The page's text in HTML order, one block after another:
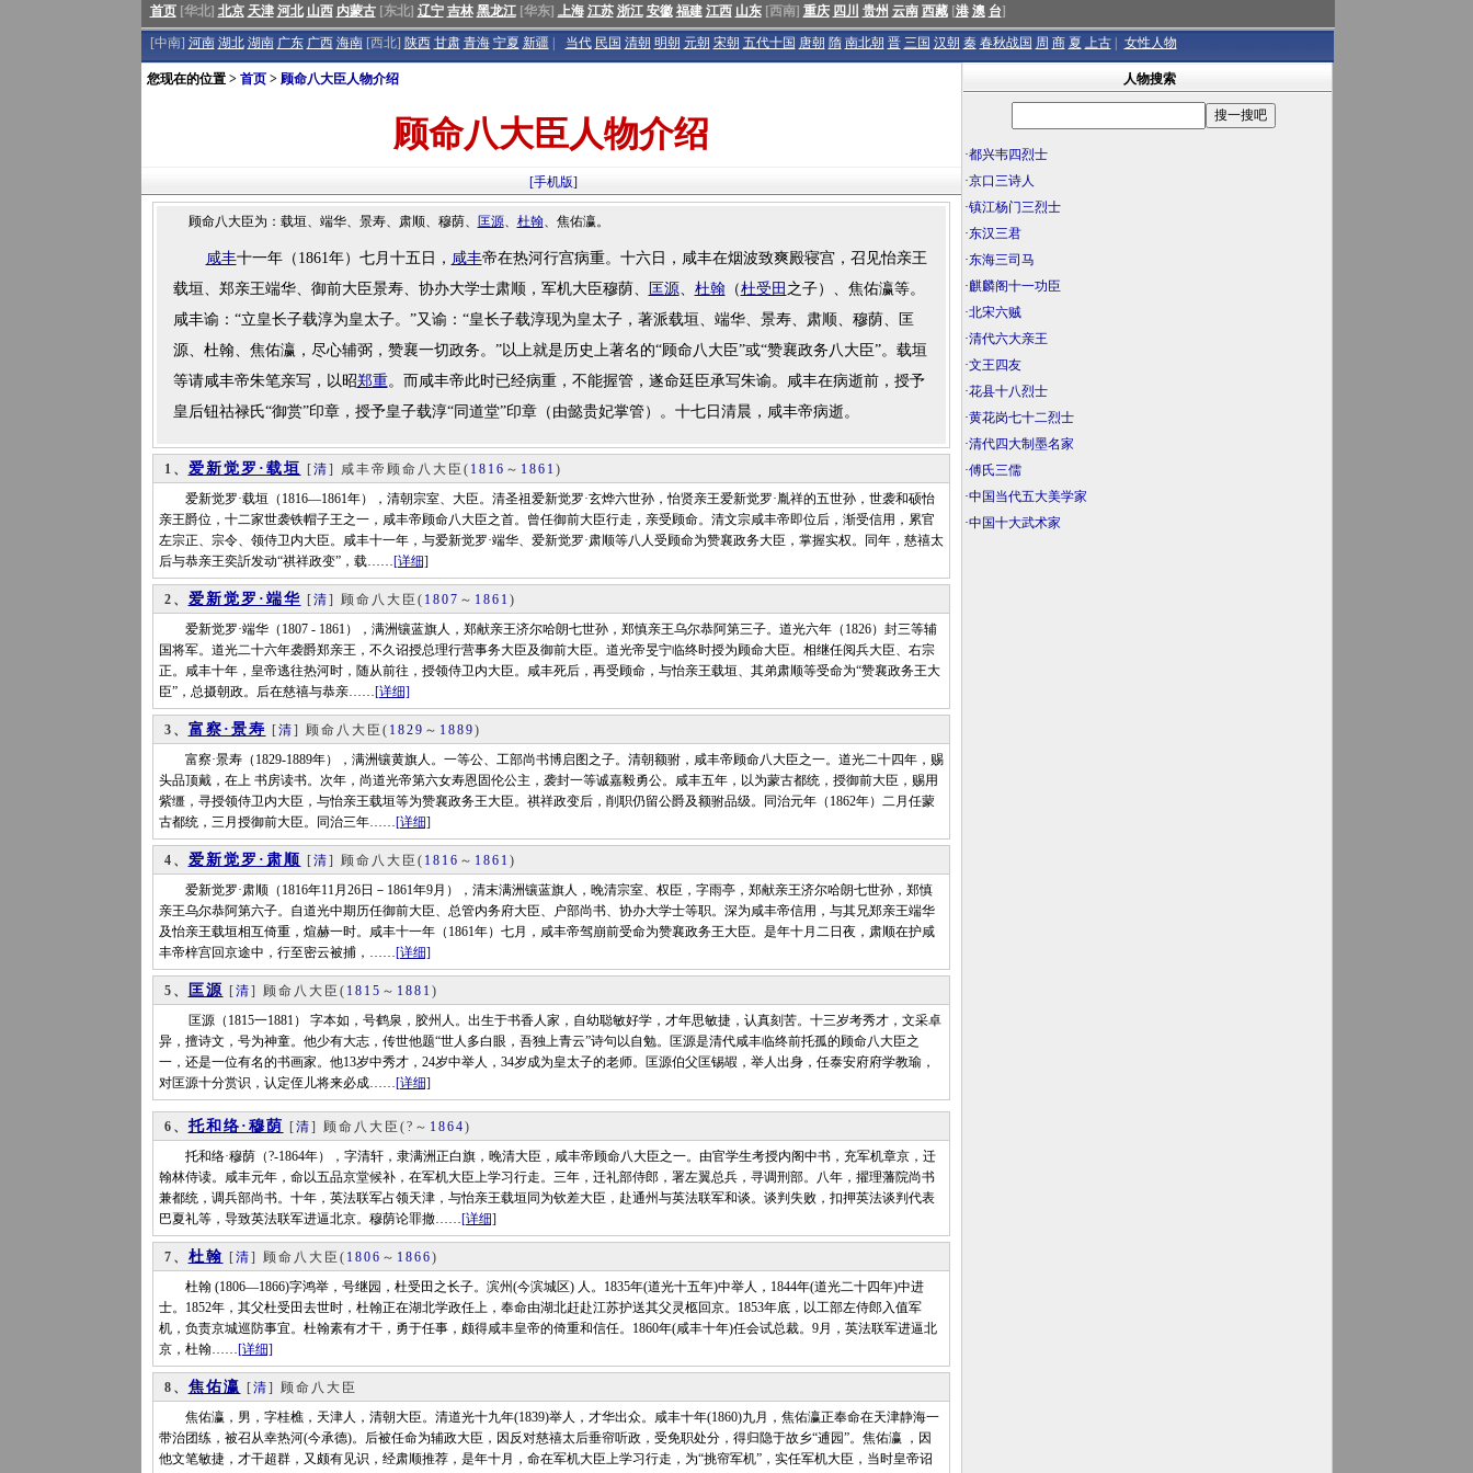
首页[华北] 北京 天津 河北 山西 内蒙古[东北] 辽宁 吉林 黑龙江[华东] 上海 江苏 浙江 安徽 福建 江西 山东[西南] 重庆 四川 贵州 云南 西藏[港 澳 台]
[中南] 河南 湖北 湖南 广东 广西 海南[西北] 陕西 甘肃 青海 宁夏 新疆 当代 民国 清朝 明朝 元朝 宋朝 五代十国 唐朝 隋 南北朝 晋 三国 汉朝 秦 春秋战国 周 商 夏 上古 女性人物
您现在的位置 > 首页> 顾命八大臣人物介绍
顾命八大臣人物介绍
[手机版]
顾命八大臣为：载垣、端华、景寿、肃顺、穆荫、 匡源、 杜翰、焦佑瀛。
咸丰十一年（1861年）七月十五日， 咸丰帝在热河行宫病重。十六日，咸丰在烟波致爽殿寝宫，召见怡亲王
载垣、郑亲王端华、御前大臣景寿、协办大学士肃顺，军机大臣穆荫、
匡源、 杜翰 （杜受田 之子）、焦佑瀛等。
咸丰谕：“立皇长子载淳为皇太子。”又谕：“皇长子载淳现为皇太子，著派载垣、端华、景寿、肃顺、穆荫、匡
源、杜翰、焦佑瀛，尽心辅弼，赞襄一切政务。”以上就是历史上著名的“顾命八大臣”或“赞襄政务八大臣”。载垣
等请咸丰帝朱笔亲写，以昭郑重。而咸丰帝此时已经病重，不能握管，遂命廷臣承写朱谕。咸丰在病逝前，授予
皇后钮祜禄氏“御赏”印章，授予皇子载淳“同道堂”印章（由懿贵妃掌管）。十七日清晨，咸丰帝病逝。
1、 爱新觉罗·载垣 [清] 咸丰帝顾命八大臣 ( 1816 ～ 1861 )
爱新觉罗·载垣（1816—1861年），清朝宗室、大臣。清圣祖爱新觉罗·玄烨六世孙，怡贤亲王爱新觉罗·胤祥的五世孙，世袭和硕怡
亲王爵位，十二家世袭铁帽子王之一，咸丰帝顾命八大臣之首。曾任御前大臣行走，亲受顾命。清文宗咸丰帝即位后，渐受信用，累官
左宗正、宗令、领侍卫内大臣。咸丰十一年，与爱新觉罗·端华、爱新觉罗·肃顺等八人受顾命为赞襄政务大臣，掌握实权。同年，慈禧太
后与恭亲王奕訢发动“祺祥政变”，载……[详细]
2、 爱新觉罗·端华 [清] 顾命八大臣 ( 1807 ～ 1861 )
爱新觉罗·端华（1807 - 1861），满洲镶蓝旗人，郑献亲王济尔哈朗七世孙，郑慎亲王乌尔恭阿第三子。道光六年（1826）封三等辅
国将军。道光二十六年袭爵郑亲王，不久诏授总理行营事务大臣及御前大臣。道光帝旻宁临终时授为顾命大臣。相继任阅兵大臣、右宗
正。咸丰十年，皇帝逃往热河时，随从前往，授领侍卫内大臣。咸丰死后，再受顾命，与怡亲王载垣、其弟肃顺等受命为“赞襄政务王大
臣”，总摄朝政。后在慈禧与恭亲……[详细]
3、 富察·景寿 [清] 顾命八大臣 ( 1829 ～ 1889)
富察·景寿（1829-1889年），满洲镶黄旗人。一等公、工部尚书博启图之子。清朝额驸，咸丰帝顾命八大臣之一。道光二十四年，赐
头品顶戴，在上 书房读书。次年，尚道光帝第六女寿恩固伦公主，袭封一等诚嘉毅勇公。咸丰五年，以为蒙古都统，授御前大臣，赐用
紫缰，寻授领侍卫内大臣，与怡亲王载垣等为赞襄政务王大臣。祺祥政变后，削职仍留公爵及额驸品级。同治元年（1862年）二月任蒙
古都统，三月授御前大臣。同治三年……[详细]
4、 爱新觉罗·肃顺 [清] 顾命八大臣 ( 1816 ～ 1861 )
爱新觉罗·肃顺（1816年11月26日－1861年9月），清末满洲镶蓝旗人，晚清宗室、权臣，字雨亭，郑献亲王济尔哈朗七世孙，郑慎
亲王乌尔恭阿第六子。自道光中期历任御前大臣、总管内务府大臣、户部尚书、协办大学士等职。深为咸丰帝信用，与其兄郑亲王端华
及怡亲王载垣相互倚重，煊赫一时。咸丰十一年（1861年）七月，咸丰帝驾崩前受命为赞襄政务王大臣。是年十月二日夜，肃顺在护咸
丰帝梓宫回京途中，行至密云被捕，……[详细]
5、 匡源 [清] 顾命八大臣 ( 1815 ～ 1881 )
匡源（1815一1881） 字本如，号鹤泉，胶州人。出生于书香人家，自幼聪敏好学，才年思敏捷，认真刻苦。十三岁考秀才，文采卓
异，擅诗文，号为神童。他少有大志，传世他题“世人多白眼，吾独上青云”诗句以自勉。匡源是清代咸丰临终前托孤的顾命八大臣之
一，还是一位有名的书画家。他13岁中秀才，24岁中举人，34岁成为皇太子的老师。匡源伯父匡锡嘏，举人出身，任泰安府府学教瑜，
对匡源十分赏识，认定侄儿将来必成……[详细]
6、 托和络·穆荫 [清] 顾命八大臣 (?～ 1864)
托和络·穆荫（?-1864年），字清轩，隶满洲正白旗，晚清大臣，咸丰帝顾命八大臣之一。由官学生考授内阁中书，充军机章京，迁
翰林侍读。咸丰元年，命以五品京堂候补，在军机大臣上学习行走。三年，迁礼部侍郎，署左翼总兵，寻调刑部。八年，擢理藩院尚书
兼都统，调兵部尚书。十年，英法联军占领天津，与怡亲王载垣同为钦差大臣，赴通州与英法联军和谈。谈判失败，扣押英法谈判代表
巴夏礼等，导致英法联军进逼北京。穆荫论罪撤……[详细]
7、 杜翰 [清] 顾命八大臣 ( 1806 ～ 1866)
杜翰 (1806—1866)字鸿举，号继园，杜受田之长子。滨州(今滨城区) 人。1835年(道光十五年)中举人，1844年(道光二十四年)中进
士。1852年，其父杜受田去世时，杜翰正在湖北学政任上，奉命由湖北赶赴江苏护送其父灵柩回京。1853年底，以工部左侍郎入值军
机，负责京城巡防事宜。杜翰素有才干，勇于任事，颇得咸丰皇帝的倚重和信任。1860年(咸丰十年)任会试总裁。9月，英法联军进逼北
京，杜翰……[详细]
8、 焦佑瀛 [清] 顾命八大臣
焦佑瀛，男，字桂樵，天津人，清朝大臣。清道光十九年(1839)举人，才华出众。咸丰十年(1860)九月，焦佑瀛正奉命在天津静海一
带治团练，被召从幸热河(今承德)。后被任命为辅政大臣，因反对慈禧太后垂帘听政，受免职处分，得归隐于故乡“逋园”。焦佑瀛 ，因
他文笔敏捷，才干超群，又颇有见识，经肃顺推荐，是年十月，命在军机大臣上学习行走，为“挑帘军机”，实任军机大臣，当时皇帝诏
人物搜索
·都兴韦四烈士
·京口三诗人
·镇江杨门三烈士
·东汉三君
·东海三司马
·麒麟阁十一功臣
·北宋六贼
·清代六大亲王
·文王四友
·花县十八烈士
·黄花岗七十二烈士
·清代四大制墨名家
·傅氏三儒
·中国当代五大美学家
·中国十大武术家